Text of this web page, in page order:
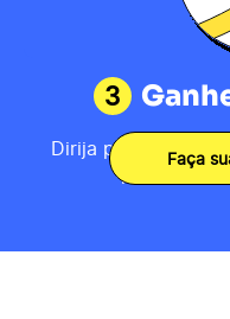
3
Dirija por 80km,
motorista e
Faça